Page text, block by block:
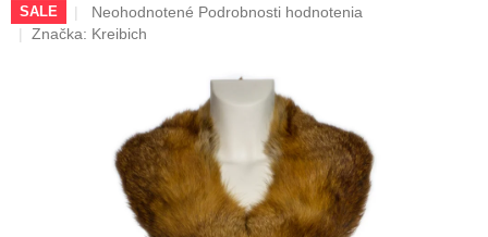
SALE
Priemerné
hodnotenie
hviezdičiek.
Neohodnotené Podrobnosti hodnotenia
Značka: Kreibich